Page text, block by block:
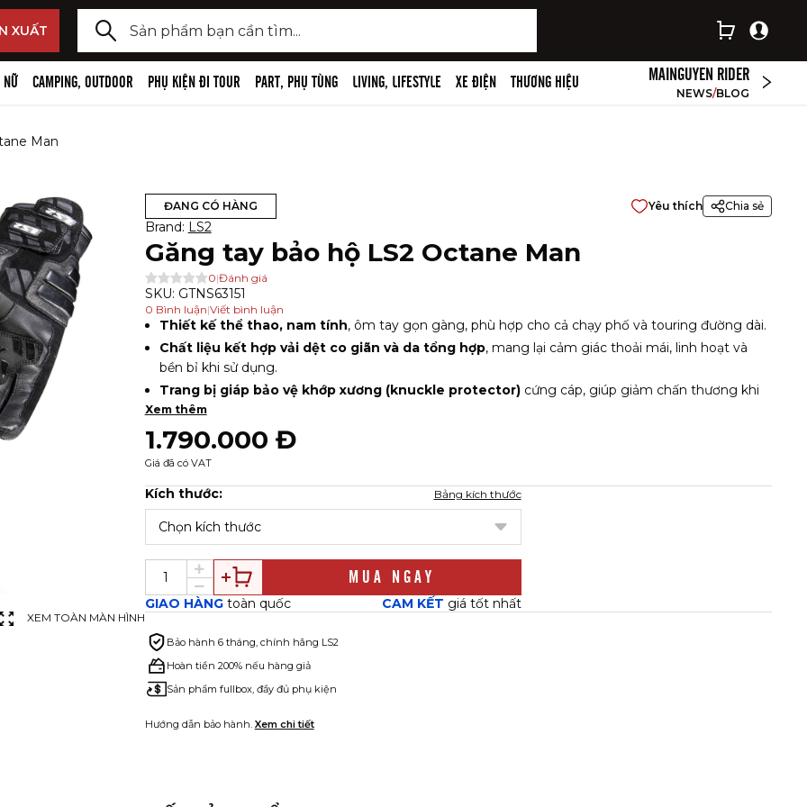
XUẤT
NỮ CAMPING, OUTDOOR PHỤ KIỆN ĐI TOUR PART, PHỤ TÙNG LIVING, LIFESTYLE XE ĐIỆN THƯƠNG HIỆU MAINGUYEN RIDER
NEWS/BLOG
lại Đèn dã ngoại cao cấp,
kiện
ngoại cao cấp, phụ kiện
phụ kiện đèn pin
tay
lại Đồ công nghệ đi tour
nghệ đi tour
thiết bị bluetooth, phụ kiện
stick, chân máy ảnh
và phụ kiện
giá đỡ điện thoại
Man
XEM TOÀN MÀN HÌNH
ĐANG CÓ HÀNG Yêu thích Chia sẻ
Brand: LS2
Găng tay bảo hộ LS2 Octane Man
0|Đánh giá
SKU: GTNS63151
0 Bình luận|Viết bình luận
Thiết kế thể thao, nam tính, ôm tay gọn gàng, phù hợp cho cả chạy phố và touring đường dài.
Chất liệu kết hợp vải dệt co giãn và da tổng hợp, mang lại cảm giác thoải mái, linh hoạt và
bền bỉ khi sử dụng.
Trang bị giáp bảo vệ khớp xương (knuckle protector)cứng cáp, giúp giảm chấn thương khi
xảy ra va đập.
Lòng bàn tay tăng cường lớp chống trượt
xe.
Ngón trỏ hỗ trợ cảm ứng
, dễ dàng sử dụng smartphone hoặc GPS mà không cần tháo găng.
Dây dán Velcro chắc chắn ở cổ tay
, giúp điều chỉnh độ ôm tay linh hoạt và cố định tốt trong
quá trình sử dụng.
Phong cách mạnh mẽ, dễ phối hợp với trang phục moto và đồ bảo hộ LS2 khác.
Xem thêm
1.790.000 Đ
Giá đã có VAT
Kích thước: Bảng kích thước
Chọn kích thước
MUA NGAY
GIAO HÀNG toàn quốc CAM KẾT giá tốt nhất
Bảo hành 6 tháng, chính hãng LS2
Hoàn tiền 200% nếu hàng giả
Sản phẩm fullbox, đầy đủ phụ kiện
Hướng dẫn bảo hành. Xem chi tiết